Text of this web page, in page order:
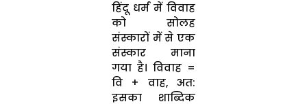
हिंदू धर्म में विवाह
को सोलह
संस्कारों में से एक
संस्कार माना
गया है। विवाह =
वि + वाह, अत:
इसका शाब्दिक